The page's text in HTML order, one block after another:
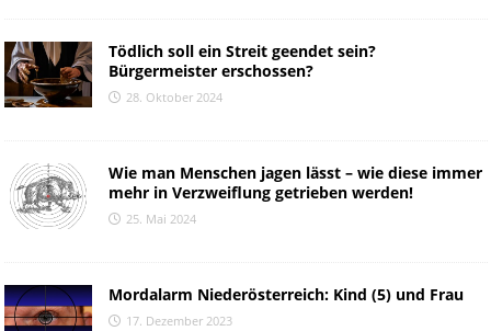
Tödlich soll ein Streit geendet sein?
Bürgermeister erschossen?
28. Oktober 2024
Wie man Menschen jagen lässt – wie diese immer
mehr in Verzweiflung getrieben werden!
25. Mai 2024
Mordalarm Niederösterreich: Kind (5) und Frau
17. Dezember 2023